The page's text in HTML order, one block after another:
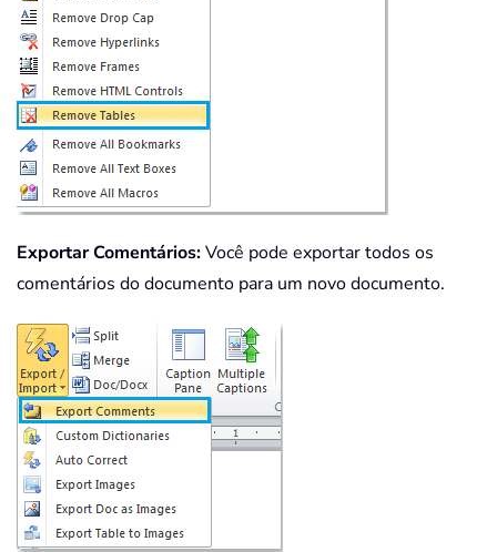
Exportar Comentários:Você pode exportar todos os
comentários do documento para um novo documento.